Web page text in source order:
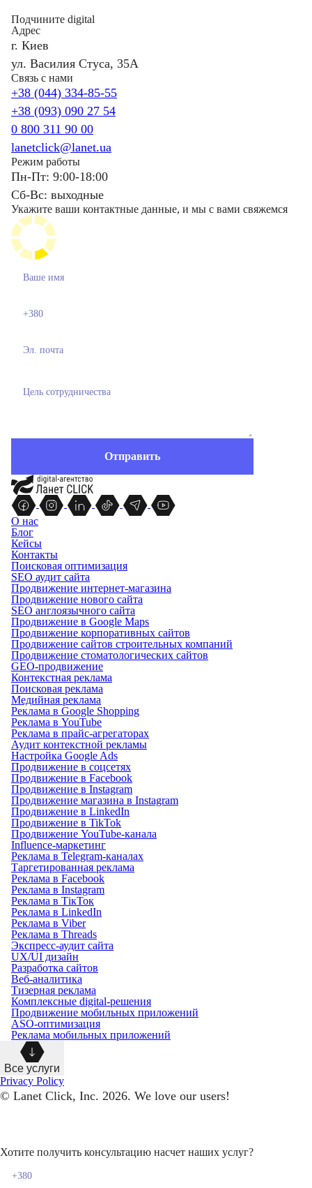
Подчините digital
Адрес
г. Киев
ул. Василия Стуса, 35А
Связь с нами
+38 (044) 334-85-55
+38 (093) 090 27 54
0 800 311 90 00
lanetclick@lanet.ua
Режим работы
Пн-Пт: 9:00-18:00
Сб-Вс: выходные
Укажите ваши контактные данные, и мы с вами свяжемся
О нас
Блог
Кейсы
Контакты
Поисковая оптимизация
SEO аудит сайта
Продвижение интернет-магазина
Продвижение нового сайта
SEO англоязычного сайта
Продвижение в Google Maps
Продвижение корпоративных сайтов
Продвижение сайтов строительных компаний
Продвижение стоматологических сайтов
GEO-продвижение
Контекстная реклама
Поисковая реклама
Медийная реклама
Реклама в Google Shopping
Реклама в YouTube
Реклама в прайс-агрегаторах
Аудит контекстной рекламы
Настройка Google Ads
Продвижение в соцсетях
Продвижение в Facebook
Продвижение в Instagram
Продвижение магазина в Instagram
Продвижение в LinkedIn
Продвижение в TikTok
Продвижение YouTube-канала
Influence-маркетинг
Реклама в Telegram-каналах
Таргетированная реклама
Реклама в Facebook
Реклама в Instagram
Реклама в ТікТок
Реклама в LinkedIn
Реклама в Viber
Реклама в Threads
Экспресс-аудит сайта
UX/UI дизайн
Разработка сайтов
Веб-аналитика
Тизерная реклама
Комплексные digital-решения
Продвижение мобильных приложений
ASO-оптимизация
Реклама мобильных приложений
Все услуги
Privacy Policy
© Lanet Click, Inc. 2026. We love our users!
Хотите получить консультацию насчет наших услуг?